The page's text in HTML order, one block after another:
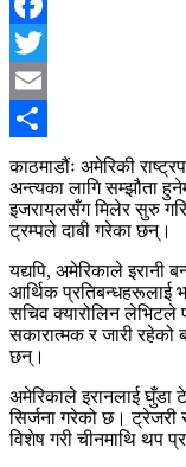
Facebook
Twitter
Email
काठमाडौंः अमेरिकी
अन्त्यका लागि सम्झौता
इजरायलसँग मिलेर सुरु
ट्रम्पले दाबी गरेका छन्।
यद्यपि, अमेरिकाले इरानी
आर्थिक प्रतिबन्धहरूलाई
सचिव क्यारोलिन लेभिटले
सकारात्मक र जारी रहेको
छन्।
अमेरिकाले इरानलाई घुँडा
सिर्जना गरेको छ।
विशेष गरी चीनमाथि थप